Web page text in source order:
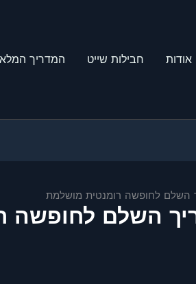
אודות חבילות שייט המדריך המלא